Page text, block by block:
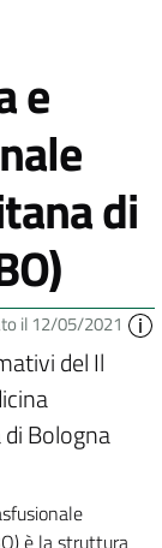
e
di
il 12/05/2021
del Il
Bologna